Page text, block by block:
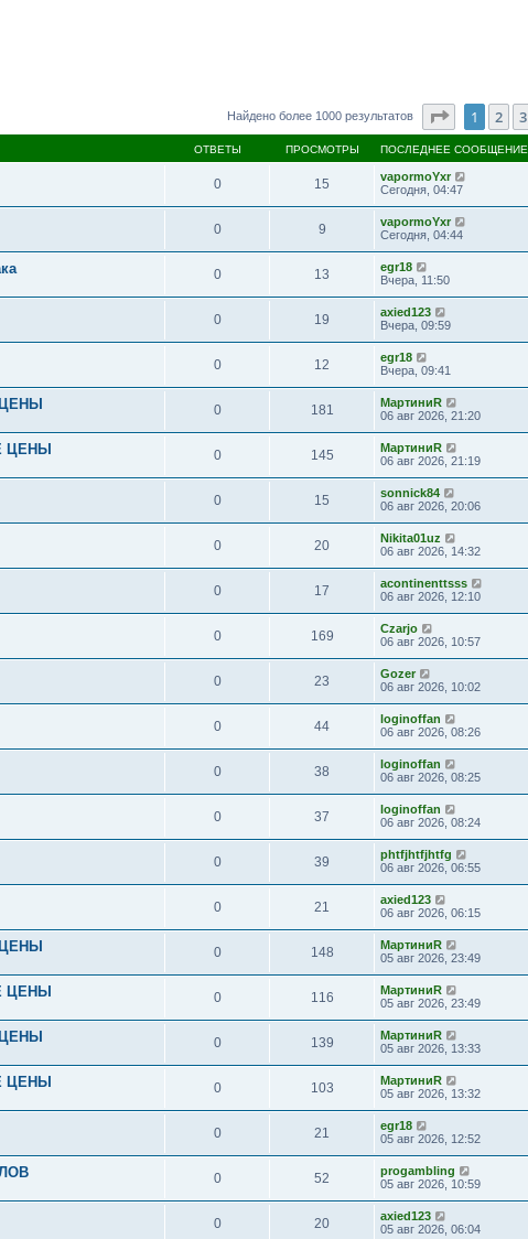
Найдено более 1000 результатов Страница1
1 2 3
ОТВЕТЫ ПРОСМОТРЫ ПОСЛЕДНЕЕ СООБЩЕНИЕ
0 15
vapormoYxr
Сегодня, 04:47
0 9
vapormoYxr
Сегодня, 04:44
0 13
egr18
Вчера, 11:50
0 19
axied123
Вчера, 09:59
0 12
egr18
Вчера, 09:41
0 181
МартиниR
06 авг 2026, 21:20
ЦЕНЫ 0 145
МартиниR
06 авг 2026, 21:19
0 15
sonnick84
06 авг 2026, 20:06
0 20
Nikita01uz
06 авг 2026, 14:32
0 17
acontinenttsss
06 авг 2026, 12:10
0 169
Czarjo
06 авг 2026, 10:57
0 23
Gozer
06 авг 2026, 10:02
0 44
loginoffan
06 авг 2026, 08:26
0 38
loginoffan
06 авг 2026, 08:25
0 37
loginoffan
06 авг 2026, 08:24
0 39
phtfjhtfjhtfg
06 авг 2026, 06:55
0 21
axied123
06 авг 2026, 06:15
0 148
МартиниR
05 авг 2026, 23:49
ЦЕНЫ 0 116
МартиниR
05 авг 2026, 23:49
0 139
МартиниR
05 авг 2026, 13:33
ЦЕНЫ 0 103
МартиниR
05 авг 2026, 13:32
0 21
egr18
05 авг 2026, 12:52
0 52
progambling
05 авг 2026, 10:59
0 20
axied123
05 авг 2026, 06:04